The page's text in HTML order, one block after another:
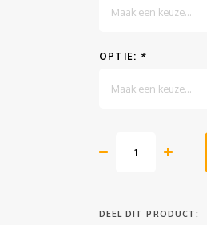
Maak een keuze...
OPTIE: *
Maak een keuze...
DEEL DIT PRODUCT: